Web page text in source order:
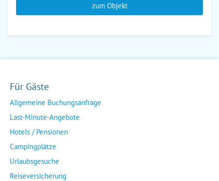
zum Objekt
Für Gäste
Allgemeine Buchungsanfrage
Last-Minute-Angebote
Hotels / Pensionen
Campingplätze
Urlaubsgesuche
Reiseversicherung